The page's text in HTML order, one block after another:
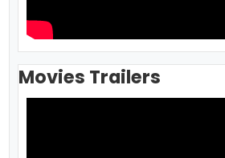
Movies Trailers